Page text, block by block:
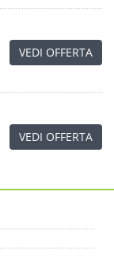
VEDI OFFERTA
VEDI OFFERTA